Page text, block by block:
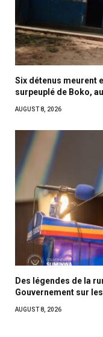
Six détenus meurent
surpeuplé de Boko,
AUGUST 8, 2026
Des légendes de la
Gouvernement sur
AUGUST 8, 2026